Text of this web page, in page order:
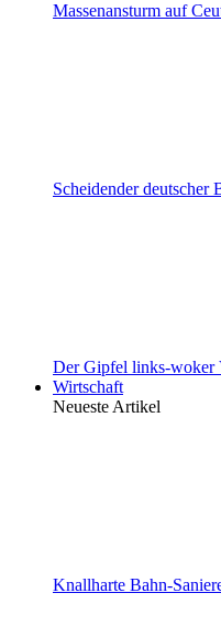
Massenansturm auf
Scheidender
Der Gipfel links-woker
Wirtschaft
Neueste Artikel
Knallharte Bahn-